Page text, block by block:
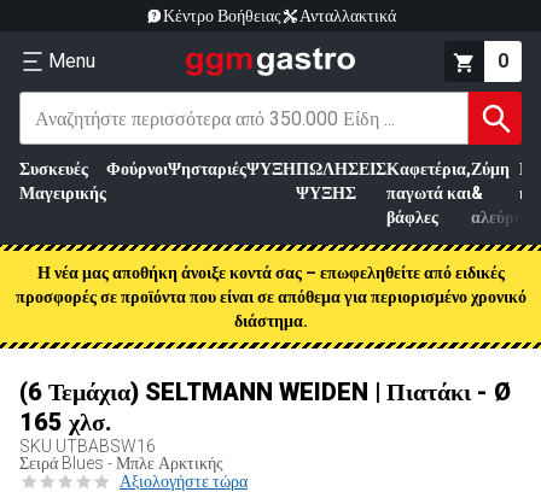
Κέντρο Βοήθειας Ανταλλακτικά
Menu 0
Συσκευές
Μαγειρικής
ΦούρνοιΨησταριέςΨΥΞΗΠΩΛΗΣΕΙΣ
ΨΥΞΗΣ
Καφετέρια,
παγωτά και
βάφλες
Ζύμη
&
αλεύρι
Η νέα μας αποθήκη άνοιξε κοντά σας – επωφεληθείτε από ειδικές
προσφορές σε προϊόντα που είναι σε απόθεμα για περιορισμένο χρονικό
διάστημα.
(6 Τεμάχια) SELTMANN WEIDEN | Πιατάκι - Ø
165 χλσ.
SKU UTBABSW16
Σειρά Blues - Μπλε Αρκτικής
Αξιολογήστε τώρα